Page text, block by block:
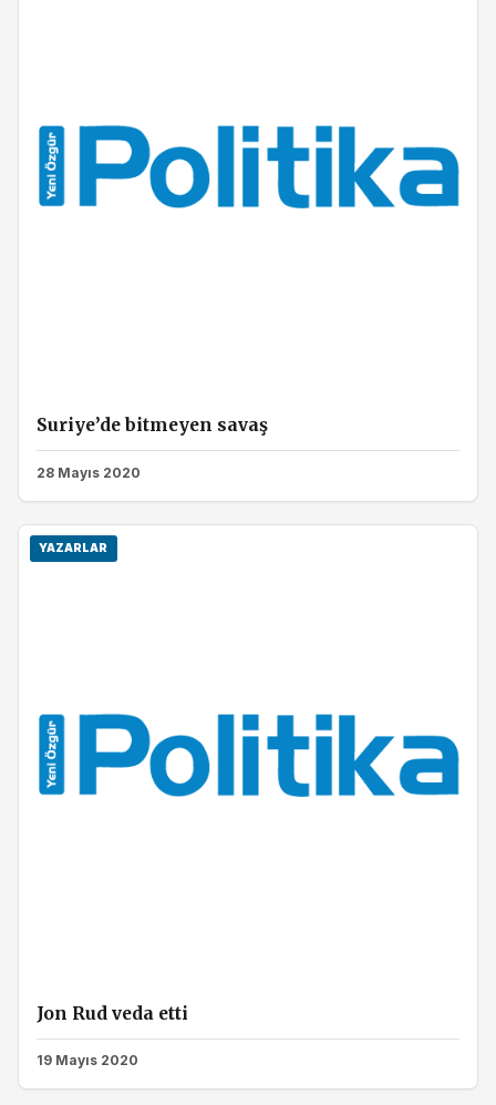
Suriye’de bitmeyen savaş
28 Mayıs 2020
YAZARLAR
Jon Rud veda etti
19 Mayıs 2020